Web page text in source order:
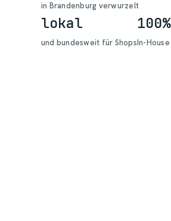
in Brandenburg verwurzelt
lokal
und bundesweit für Shops
100%
In-House